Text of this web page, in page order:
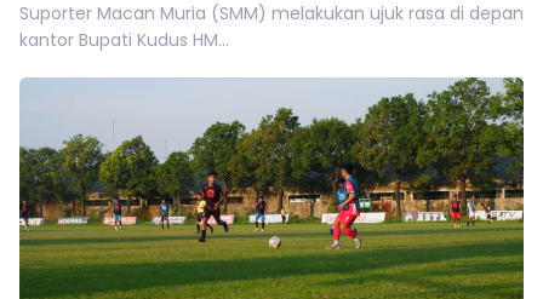
Suporter Macan Muria (SMM) melakukan ujuk rasa di depan
kantor Bupati Kudus HM...